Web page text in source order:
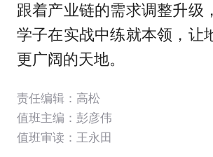
跟着产业链的需求调整升级
学子在实战中练就本领，让
更广阔的天地。
责任编辑：高松
值班主编： 彭彦伟
值班审读：王永田